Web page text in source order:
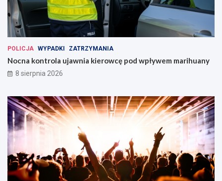
POLICJA WYPADKI ZATRZYMANIA
Nocna kontrola ujawnia kierowcę pod wpływem marihuany
8 sierpnia 2026